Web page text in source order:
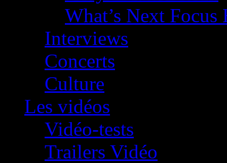
What’s Next
Interviews
Concerts
Culture
Les vidéos
Vidéo-tests
Trailers Vidéo